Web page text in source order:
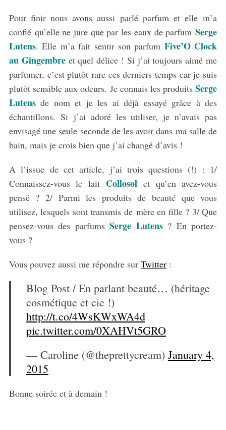
Pour finir nous avons aussi parlé parfum et elle m’a
confié qu’elle ne jure que par les eaux de parfumSerge
Lutens. Elle m’a fait sentir son parfum Five’O Clock
au Gingembreet quel délice ! Si j’ai toujours aimé me
parfumer, c’est plutôt rare ces derniers temps car je suis
plutôt sensible aux odeurs. Je connais les produitsSerge
Lutens de nom et je les ai déjà essayé grâce à des
échantillons. Si j’ai adoré les utiliser, je n’avais pas
envisagé une seule seconde de les avoir dans ma salle de
bain, mais je crois bien que j’ai changé d’avis !
A l’issue de cet article, j’ai trois questions (!) : 1/
Connaissez-vous le lait Collosolet qu’en avez-vous
pensé ? 2/ Parmi les produits de beauté que vous
utilisez, lesquels sont transmis de mère en fille ? 3/ Que
pensez-vous des parfumsSerge Lutens? En portez-
vous ?
Vous pouvez aussi me répondre sur Twitter:
Blog Post / En parlant beauté… (héritage
cosmétique et cie !)
http://t.co/4WsKWxWA4d
pic.twitter.com/0XAHVt5GRO
— Caroline (@theprettycream) January 4,
2015
Bonne soirée et à demain !
e
c
h
f
o